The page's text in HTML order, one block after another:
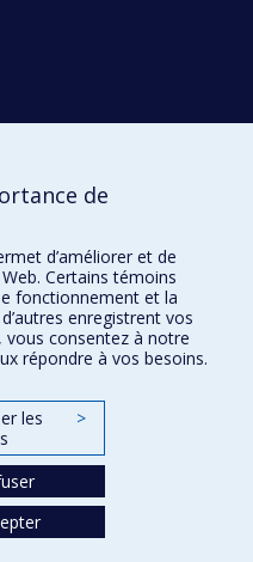
de
d’améliorer et de
Certains témoins
fonctionnement et la
enregistrent vos
vous consentez à notre
répondre à vos besoins.
les
>